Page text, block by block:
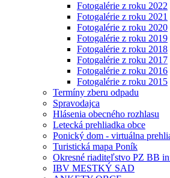
Fotogalérie z roku 2022
Fotogalérie z roku 2021
Fotogalérie z roku 2020
Fotogalérie z roku 2019
Fotogalérie z roku 2018
Fotogalérie z roku 2017
Fotogalérie z roku 2016
Fotogalérie z roku 2015
Termíny zberu odpadu
Spravodajca
Hlásenia obecného rozhlasu
Letecká prehliadka obce
Ponický dom - virtuálna
Turistická mapa Poník
Okresné riaditeľstvo PZ BB
IBV MESTKÝ SAD